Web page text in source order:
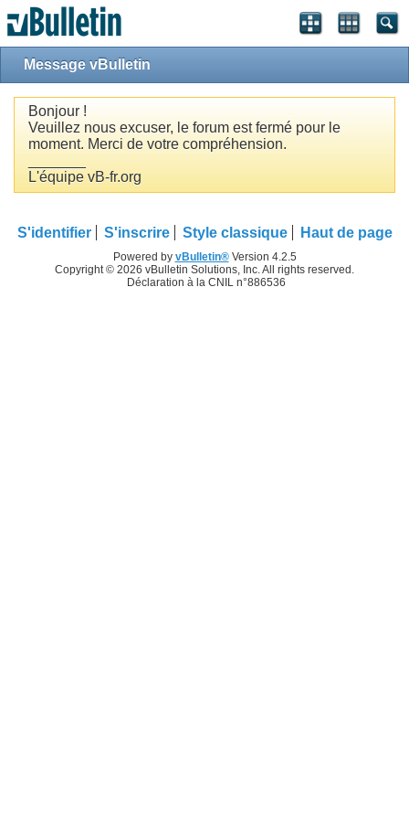
Message vBulletin
Bonjour !
Veuillez nous excuser, le forum est fermé pour le
moment. Merci de votre compréhension.
L'équipe vB-fr.org
S'identifier S'inscrire Style classique Haut de page
Powered by vBulletin®Version 4.2.5
Copyright © 2026 vBulletin Solutions, Inc. All rights reserved.
Déclaration à la CNIL n°886536